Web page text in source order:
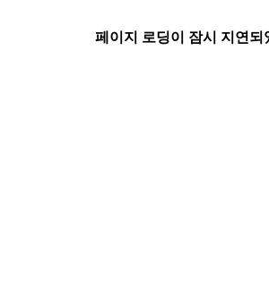
페이지 로딩이 잠시 지연